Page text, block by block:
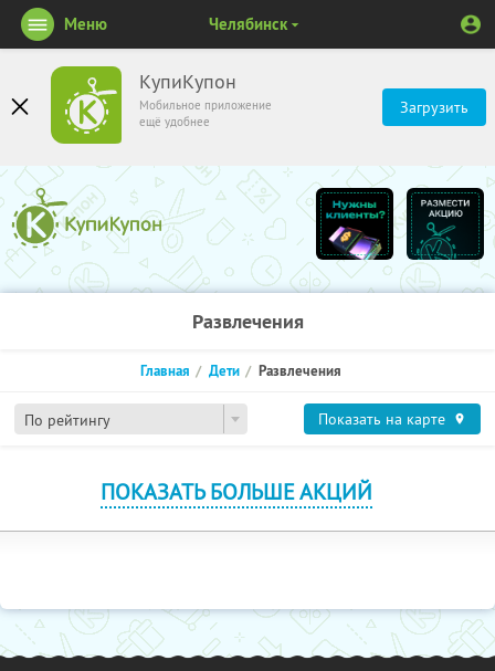
КупиКупон
Мобильное приложение
ещё удобнее
Загрузить
Меню Челябинск
Развлечения
По рейтингу
Главная Дети Развлечения
Показать на карте
ПОКАЗАТЬ БОЛЬШЕ АКЦИЙ